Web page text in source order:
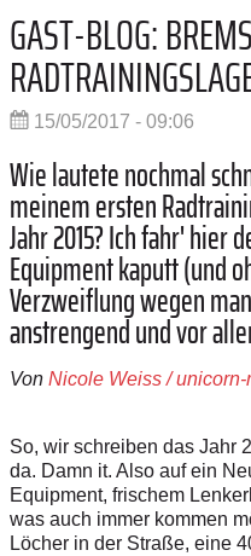
GAST-BLOG:
15/05/2017 - 09:06
Wie lautete nochmal
meinem ersten
Jahr 2015? Ich fahr' hier
Equipment kaputt (und
Verzweiflung wegen
anstrengend und vor
Von Nicole Weiss /
So, wir schreiben das Jahr
da. Damn it. Also auf ein
Equipment, frischem
was auch immer kommen
Löcher in der Straße, eine